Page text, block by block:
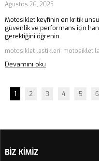
Ağustos 26, 2025
Motosiklet keyfinin en kritik
güvenlik ve performans için
gerektiğini öğrenin.
motosiklet lastikleri, motosiklet
Devamını oku
1 2 3 4 5 6
BİZ KİMİZ